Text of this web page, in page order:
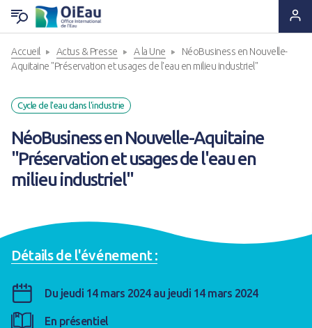
RETOUR QUI SOMMES-NOUS ?
Notre ADN
Statuts & Organisation
Histoire
Nous sommes à leurs côtés
Nous rejoindre
RETOUR EXPERTISES & SOLUTIONS
Solutions & Savoir-faire
Appui & Coopération
Formation & Compétences
Animation de réseaux d'acteurs
RETOUR OUTILS & RESSOURCES
Lettres d'information
Produits documentaires
Supports pédagogiques
Catalogue de formations
RETOUR ACTUS & PRESSE
A la Une
A vos agendas !
Des nouvelles de nos projets
Accueil Actus & Presse A la Une
NéoBusiness en Nouvelle-
Aquitaine "Préservation et usages de l'eau en milieu industriel"
Cycle de l'eau dans l'industrie
NéoBusiness en Nouvelle-Aquitaine
"Préservation et usages de l'eau en
milieu industriel"
Détails de l'événement :
Du jeudi 14 mars 2024 au jeudi 14 mars 2024
En présentiel